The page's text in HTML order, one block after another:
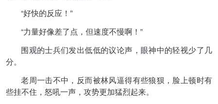
“好快的反应！”
“力量好像差了点，但速度不慢啊！”
围观的士兵们发出低低的议论声，眼神中的轻视少了几
分。
老周一击不中，反而被林风逼得有些狼狈，脸上顿时有
些挂不住，怒吼一声，攻势更加猛烈起来。